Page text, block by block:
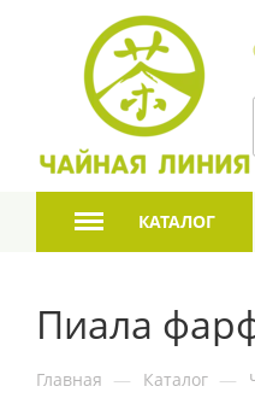
КАТАЛОГ
Пиала
Главная — Каталог —